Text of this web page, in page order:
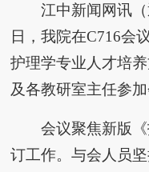
江中新闻网讯
日，我院在C716会
护理学专业人才培
及各教研室主任参加
会议聚焦新版
订工作。与会人员